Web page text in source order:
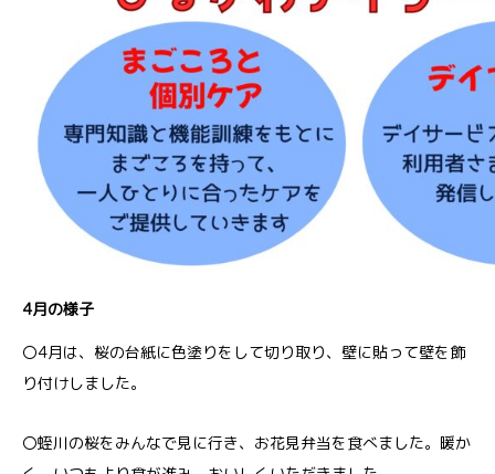
4月の様子
〇4月は、桜の台紙に色塗りをして切り取り、壁に貼って壁を飾
り付けしました。
〇蛭川の桜をみんなで見に行き、お花見弁当を食べました。暖か